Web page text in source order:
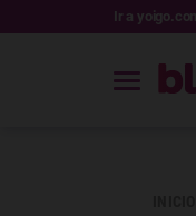
Ir a